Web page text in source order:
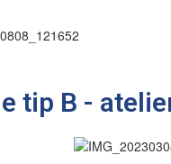
tip B -